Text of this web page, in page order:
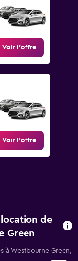
Voir l’offre
Voir l’offre
de
Green
à Westbourne Green,